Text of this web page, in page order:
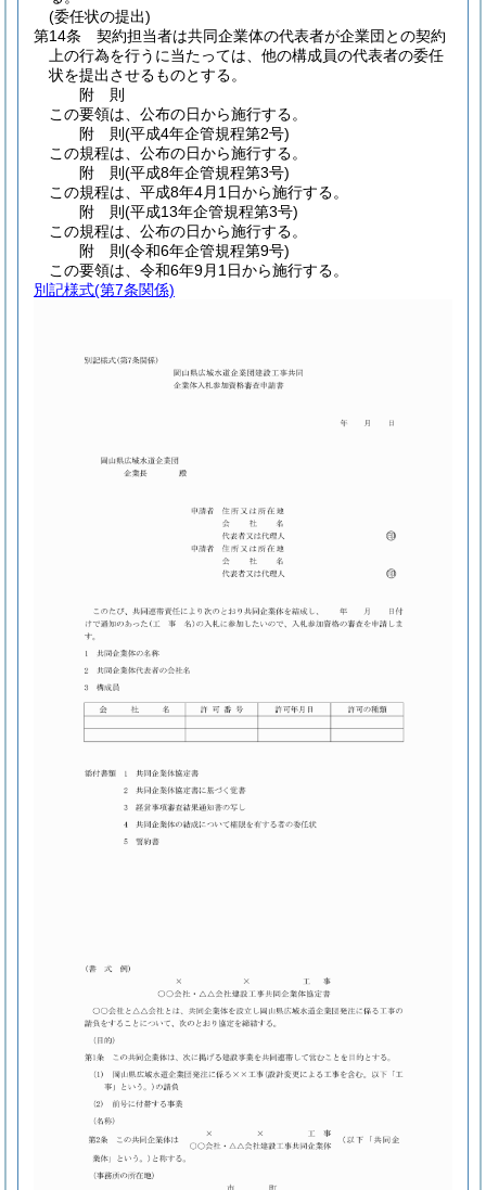
(委任状の提出)
第14条
契約担当者は共同企業体の代表者が企業団との契約
上の行為を行うに当たっては、他の構成員の代表者の委任
状を提出させるものとする。
附 則
この要領は、公布の日から施行する。
附 則(平成4年企管規程第2号)
この規程は、公布の日から施行する。
附 則(平成8年企管規程第3号)
この規程は、平成8年4月1日から施行する。
附 則(平成13年企管規程第3号)
この規程は、公布の日から施行する。
附 則(令和6年企管規程第9号)
この要領は、令和6年9月1日から施行する。
別記様式(第7条関係)